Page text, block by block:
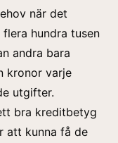
när det
hundra tusen
andra bara
kronor varje
utgifter.
bra kreditbetyg
att kunna få de